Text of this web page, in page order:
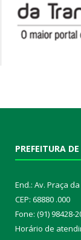
PREFEITURA
End.: Av. Praça
CEP: 68880 .000
Fone: (91) 98428-
Horário de